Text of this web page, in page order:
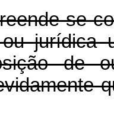
se
jurídica
de